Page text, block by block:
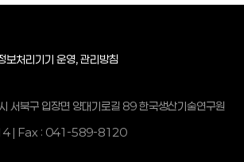
보처리기기 운영, 관리방침
서북구 입장면 양대기로길 89 한국생산기술연구원
| Fax : 041-589-8120